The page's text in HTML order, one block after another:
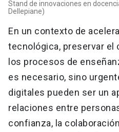
Stand de innovaciones en
Dellepiane)
En un contexto de
tecnológica, preservar el
los procesos de
es necesario, sino
digitales pueden ser un
relaciones entre
confianza, la